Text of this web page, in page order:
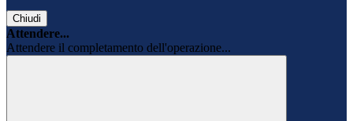
Chiudi
Attendere...
Attendere il completamento dell'operazione...